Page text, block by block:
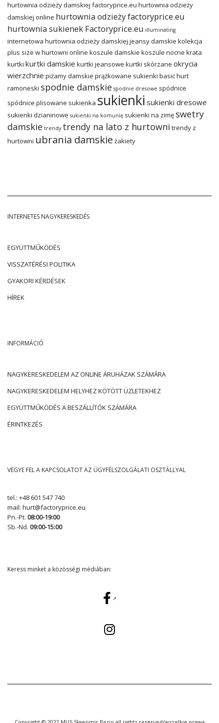
hurtownia odzieży damskiej factoryprice.eu hurtownia odzieży
damskiej online hurtownia odzieży factoryprice.eu
hurtownia sukienek Factoryprice.eu illuminating
internetowa hurtownia odzieży damskiej jeansy damskie kolekcja
plus size w hurtowni online koszule damskie koszule nocne krata
kurtki kurtki damskie kurtki jeansowe kurtki skórzane okrycia
wierzchnie piżamy damskie prążkowane sukienki basic hurt
ramoneski spodnie damskie spodnie dresowe spódnice
spódnice plisowane sukienka sukienki sukienki dresowe
sukienki dzianinowe sukienki na komunię sukienki na zimę swetry
damskie trendy trendy na lato z hurtowni trendy z
hurtowni ubrania damskie żakiety
INTERNETES NAGYKERESKEDÉS
EGYÜTTMŰKÖDÉS
VISSZATÉRÉSI POLITIKA
GYAKORI KÉRDÉSEK
HÍREK
INFORMÁCIÓ
NAGYKERESKEDELEM AZ ONLINE ÁRUHÁZAK SZÁMÁRA
NAGYKERESKEDELEM HELYHEZ KÖTÖTT ÜZLETEKHEZ
EGYÜTTMŰKÖDÉS A BESZÁLLÍTÓK SZÁMÁRA
ÉRINTKEZÉS
VEGYE FEL A KAPCSOLATOT AZ ÜGYFÉLSZOLGÁLATI OSZTÁLLYAL
tel.: +48 601 547 740
mail: hurt@factoryprice.eu
Pn.-Pt. 08:00-19:00
Sb.-Nd. 09:00-15:00
Keress minket a közösségi médiában: